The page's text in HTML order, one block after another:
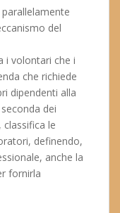
del
i volontari che i
che richiede
dipendenti alla
dei
classifica le
definendo,
anche la
fornirla